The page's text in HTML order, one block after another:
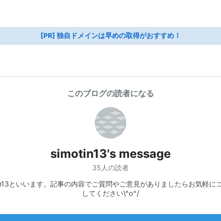
[PR] 独自ドメインは早めの取得がおすすめ！
このブログの読者になる
simotin13's message
35人の読者
といいます。記事の内容でご質問やご意見がありましたらお気軽に
してください\^o^/